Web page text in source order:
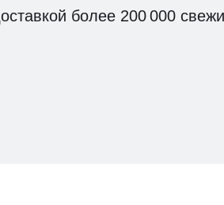
более 200 000